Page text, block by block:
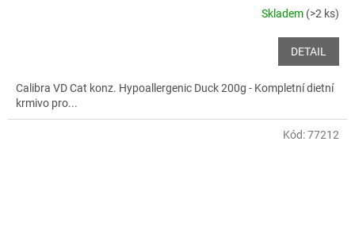
Skladem (>2 ks)
DETAIL
Calibra VD Cat konz. Hypoallergenic Duck 200g - Kompletní dietní
krmivo pro...
Kód:77212